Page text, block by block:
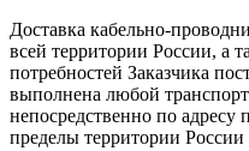
Доставка кабельно-
всей территории России, а
потребностей Заказчика
выполнена любой
непосредственно по адресу
пределы территории